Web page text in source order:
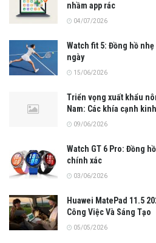
nhầm app rác
04/07/2026
Watch fit 5: Đồng hồ
ngày
15/06/2026
Triển vọng xuất khẩu
Nam: Các khía cạnh
09/06/2026
Watch GT 6 Pro: Đồng
chính xác
03/06/2026
Huawei MatePad 11.5
Công Việc Và Sáng Tạo
05/05/2026